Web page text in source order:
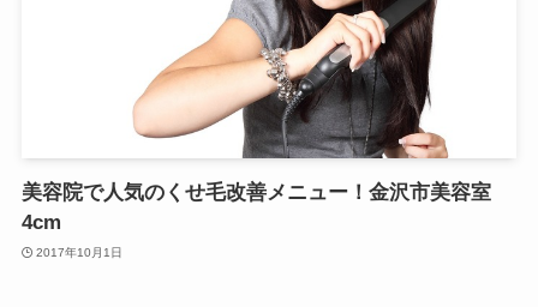
美容院で人気のくせ毛改善メニュー！金沢市美容室
4cm
2017年10月1日